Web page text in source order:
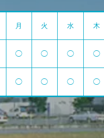
月 火 水 木
◯ ◯ ◯ ◯
◯ ◯ ◯ ◯